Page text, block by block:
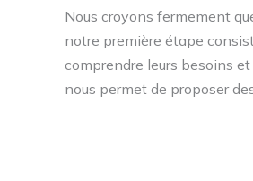
Nous croyons fermement
notre première étape
comprendre leurs besoins
nous permet de proposer